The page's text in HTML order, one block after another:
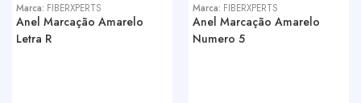
Marca: FIBERXPERTS
Anel Marcação Amarelo
Letra R
Marca: FIBERXPERTS
Anel Marcação Amarelo
Numero 5